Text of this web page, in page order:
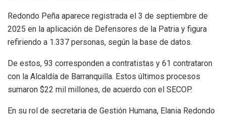
Redondo Peña aparece registrada el 3 de septiembre de
2025 en la aplicación de Defensores de la Patria y figura
refiriendo a 1.337 personas, según la base de datos.
De estos, 93 corresponden a contratistas y 61 contrataron
con la Alcaldía de Barranquilla. Estos últimos procesos
sumaron $22 mil millones, de acuerdo con el SECOP.
En su rol de secretaria de Gestión Humana, Elania Redondo